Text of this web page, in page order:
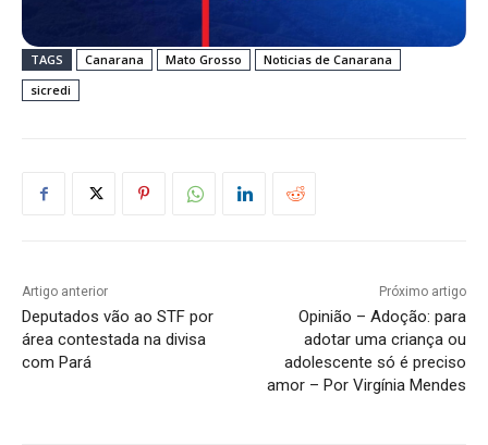
TAGS Canarana Mato Grosso
Noticias de Canarana
sicredi
Artigo anterior
Deputados vão ao STF por
área contestada na divisa
com Pará
Próximo artigo
Opinião – Adoção: para
adotar uma criança ou
adolescente só é preciso
amor – Por Virgínia Mendes